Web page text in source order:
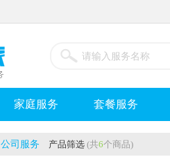
家庭服务 套餐服务
公司服务 产品筛选 (共6个商品)